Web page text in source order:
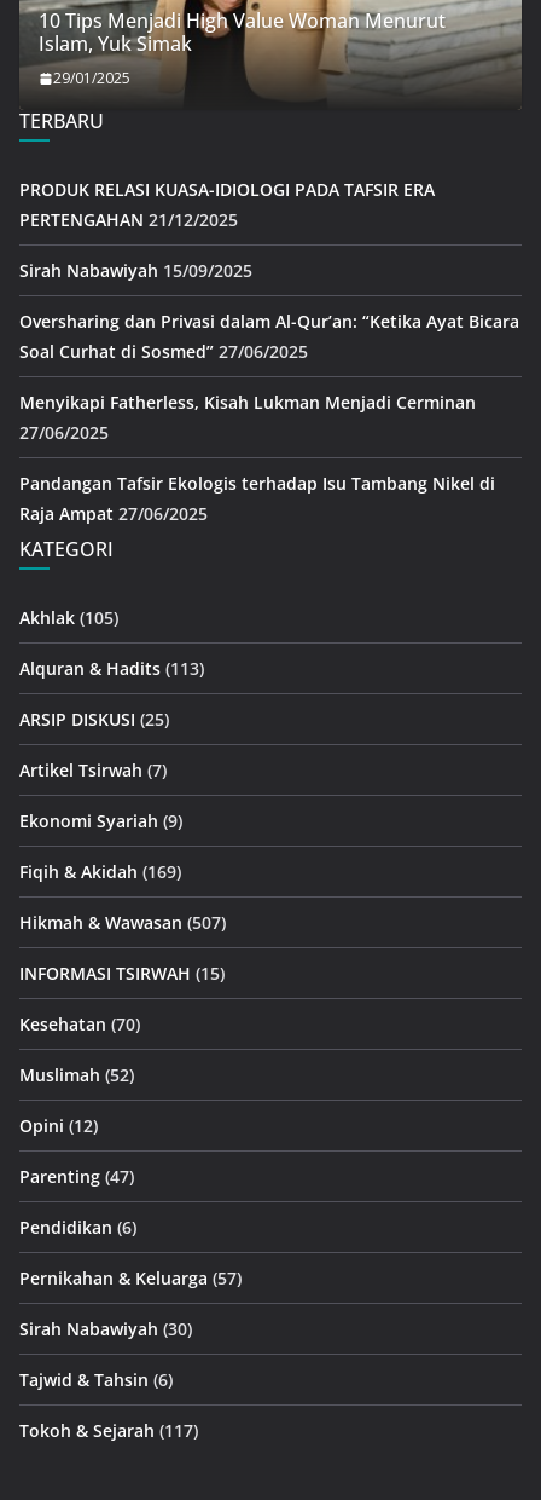
10 Tips Menjadi High Value Woman Menurut
Islam, Yuk Simak
29/01/2025
TERBARU
PRODUK RELASI KUASA-IDIOLOGI PADA TAFSIR ERA
PERTENGAHAN 21/12/2025
Sirah Nabawiyah 15/09/2025
Oversharing dan Privasi dalam Al-Qur’an: “Ketika Ayat Bicara
Soal Curhat di Sosmed” 27/06/2025
Menyikapi Fatherless, Kisah Lukman Menjadi Cerminan
27/06/2025
Pandangan Tafsir Ekologis terhadap Isu Tambang Nikel di
Raja Ampat 27/06/2025
KATEGORI
Akhlak (105)
Alquran & Hadits (113)
ARSIP DISKUSI (25)
Artikel Tsirwah (7)
Ekonomi Syariah (9)
Fiqih & Akidah (169)
Hikmah & Wawasan (507)
INFORMASI TSIRWAH (15)
Kesehatan (70)
Muslimah (52)
Opini (12)
Parenting (47)
Pendidikan (6)
Pernikahan & Keluarga (57)
Sirah Nabawiyah (30)
Tajwid & Tahsin (6)
Tokoh & Sejarah (117)